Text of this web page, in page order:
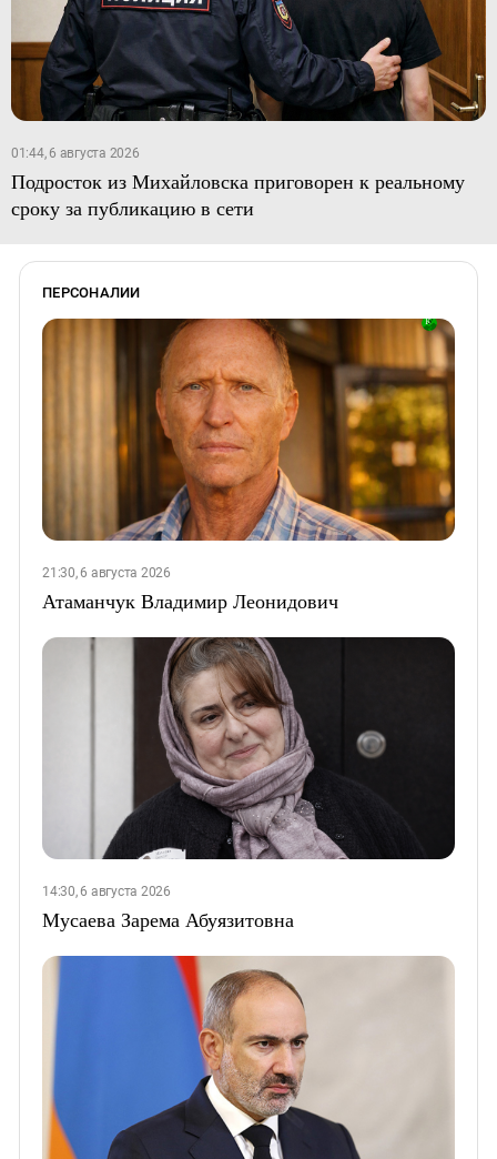
01:44, 6 августа 2026
Подросток из Михайловска приговорен к реальному
сроку за публикацию в сети
ПЕРСОНАЛИИ
21:30, 6 августа 2026
Атаманчук Владимир Леонидович
14:30, 6 августа 2026
Мусаева Зарема Абуязитовна